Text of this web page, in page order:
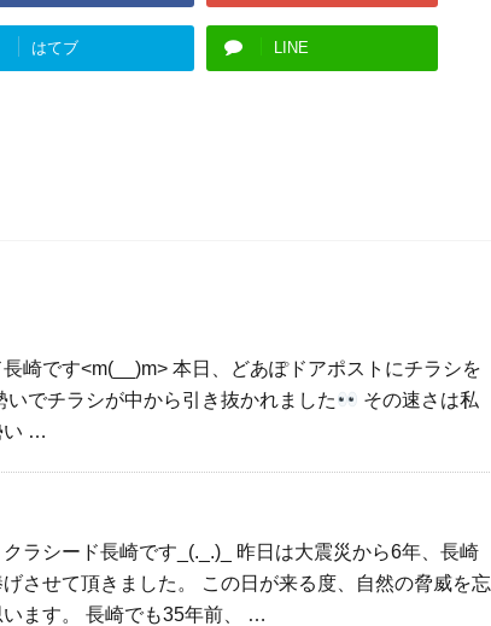
はてブ LINE
崎です<m(__)m> 本日、どあぽドアポストにチラシを
いでチラシが中から引き抜かれました
その速さは私
い …
ラシード長崎です_(._.)_ 昨日は大震災から6年、長崎
させて頂きました。 この日が来る度、自然の脅威を忘
ます。 長崎でも35年前、 …